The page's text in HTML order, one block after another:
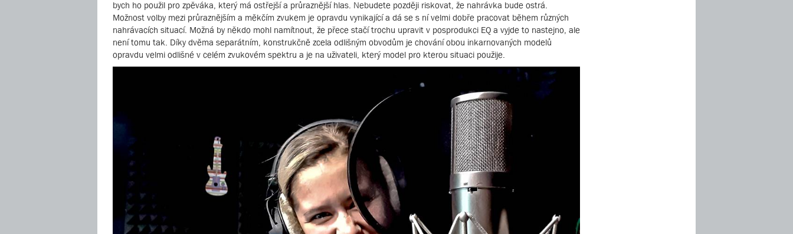
bych ho použil pro zpěváka, který má ostřejší a průraznější hlas. Nebudete později riskovat, že nahrávka bude ostrá.
Možnost volby mezi průraznějším a měkčím zvukem je opravdu vynikající a dá se s ní velmi dobře pracovat během různých
nahrávacích situací. Možná by někdo mohl namítnout, že přece stačí trochu upravit v posprodukci EQ a vyjde to nastejno, ale
není tomu tak. Díky dvěma separátním, konstrukčně zcela odlišným obvodům je chování obou inkarnovaných modelů
opravdu velmi odlišné v celém zvukovém spektru a je na uživateli, který model pro kterou situaci použije.